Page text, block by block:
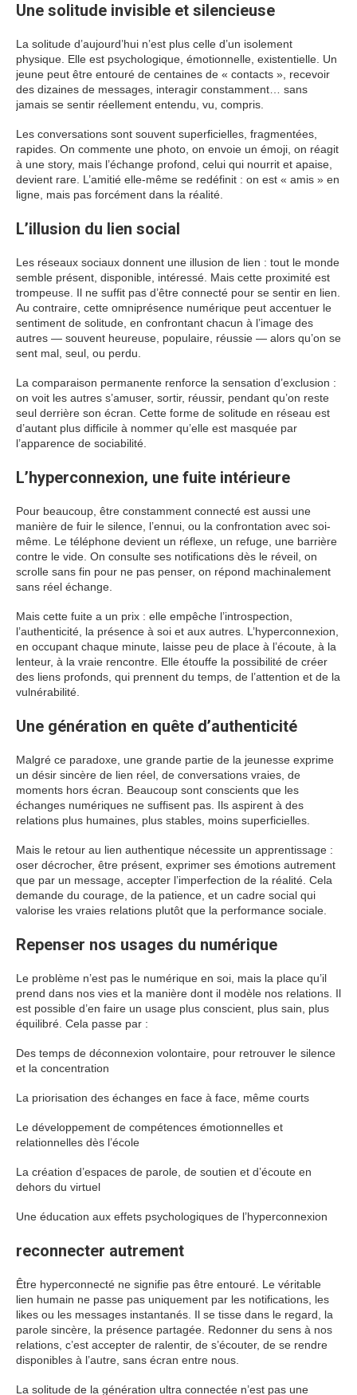
Une solitude invisible et silencieuse
La solitude d’aujourd’hui n’est plus celle d’un isolement
physique. Elle est psychologique, émotionnelle, existentielle. Un
jeune peut être entouré de centaines de « contacts », recevoir
des dizaines de messages, interagir constamment… sans
jamais se sentir réellement entendu, vu, compris.
Les conversations sont souvent superficielles, fragmentées,
rapides. On commente une photo, on envoie un émoji, on réagit
à une story, mais l’échange profond, celui qui nourrit et apaise,
devient rare. L’amitié elle-même se redéfinit : on est « amis » en
ligne, mais pas forcément dans la réalité.
L’illusion du lien social
Les réseaux sociaux donnent une illusion de lien : tout le monde
semble présent, disponible, intéressé. Mais cette proximité est
trompeuse. Il ne suffit pas d’être connecté pour se sentir en lien.
Au contraire, cette omniprésence numérique peut accentuer le
sentiment de solitude, en confrontant chacun à l’image des
autres — souvent heureuse, populaire, réussie — alors qu’on se
sent mal, seul, ou perdu.
La comparaison permanente renforce la sensation d’exclusion :
on voit les autres s’amuser, sortir, réussir, pendant qu’on reste
seul derrière son écran. Cette forme de solitude en réseau est
d’autant plus difficile à nommer qu’elle est masquée par
l’apparence de sociabilité.
L’hyperconnexion, une fuite intérieure
Pour beaucoup, être constamment connecté est aussi une
manière de fuir le silence, l’ennui, ou la confrontation avec soi-
même. Le téléphone devient un réflexe, un refuge, une barrière
contre le vide. On consulte ses notifications dès le réveil, on
scrolle sans fin pour ne pas penser, on répond machinalement
sans réel échange.
Mais cette fuite a un prix : elle empêche l’introspection,
l’authenticité, la présence à soi et aux autres. L’hyperconnexion,
en occupant chaque minute, laisse peu de place à l’écoute, à la
lenteur, à la vraie rencontre. Elle étouffe la possibilité de créer
des liens profonds, qui prennent du temps, de l’attention et de la
vulnérabilité.
Une génération en quête d’authenticité
Malgré ce paradoxe, une grande partie de la jeunesse exprime
un désir sincère de lien réel, de conversations vraies, de
moments hors écran. Beaucoup sont conscients que les
échanges numériques ne suffisent pas. Ils aspirent à des
relations plus humaines, plus stables, moins superficielles.
Mais le retour au lien authentique nécessite un apprentissage :
oser décrocher, être présent, exprimer ses émotions autrement
que par un message, accepter l’imperfection de la réalité. Cela
demande du courage, de la patience, et un cadre social qui
valorise les vraies relations plutôt que la performance sociale.
Repenser nos usages du numérique
Le problème n’est pas le numérique en soi, mais la place qu’il
prend dans nos vies et la manière dont il modèle nos relations. Il
est possible d’en faire un usage plus conscient, plus sain, plus
équilibré. Cela passe par :
Des temps de déconnexion volontaire, pour retrouver le silence
et la concentration
La priorisation des échanges en face à face, même courts
Le développement de compétences émotionnelles et
relationnelles dès l’école
La création d’espaces de parole, de soutien et d’écoute en
dehors du virtuel
Une éducation aux effets psychologiques de l’hyperconnexion
reconnecter autrement
Être hyperconnecté ne signifie pas être entouré. Le véritable
lien humain ne passe pas uniquement par les notifications, les
likes ou les messages instantanés. Il se tisse dans le regard, la
parole sincère, la présence partagée. Redonner du sens à nos
relations, c’est accepter de ralentir, de s’écouter, de se rendre
disponibles à l’autre, sans écran entre nous.
La solitude de la génération ultra connectée n’est pas une